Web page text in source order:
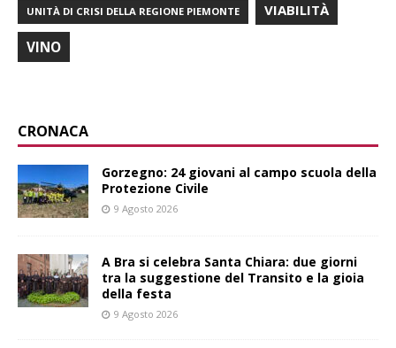
UNITÀ DI CRISI DELLA REGIONE PIEMONTE VIABILITÀ
VINO
CRONACA
Gorzegno: 24 giovani al campo scuola della
Protezione Civile
9 Agosto 2026
A Bra si celebra Santa Chiara: due giorni
tra la suggestione del Transito e la gioia
della festa
9 Agosto 2026